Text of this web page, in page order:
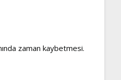
zaman kaybetmesi.